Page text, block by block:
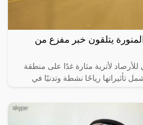
يتلقون خبر مفزع من
للأرصاد لأتربة مثارة غدًا على منطقة
تأثيراتها رياحًا نشطة وتدنيًا في